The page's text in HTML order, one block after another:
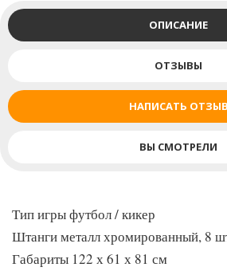
названием, артикулом, размером модели,
брутто, габаритами упаковки.
ОПИСАНИЕ
ОТЗЫВЫ
НАПИСАТЬ ОТЗЫВ
ВЫ СМОТРЕЛИ
Тип игры футбол / кикер
Штанги металл хромированный, 8
Габариты 122 х 61 х 81 см